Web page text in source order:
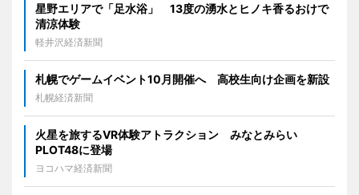
星野エリアで「足水浴」 13度の湧水とヒノキ香るおけで
清涼体験
軽井沢経済新聞
札幌でゲームイベント10月開催へ 高校生向け企画を新設
札幌経済新聞
火星を旅するVR体験アトラクション みなとみらい
PLOT48に登場
ヨコハマ経済新聞